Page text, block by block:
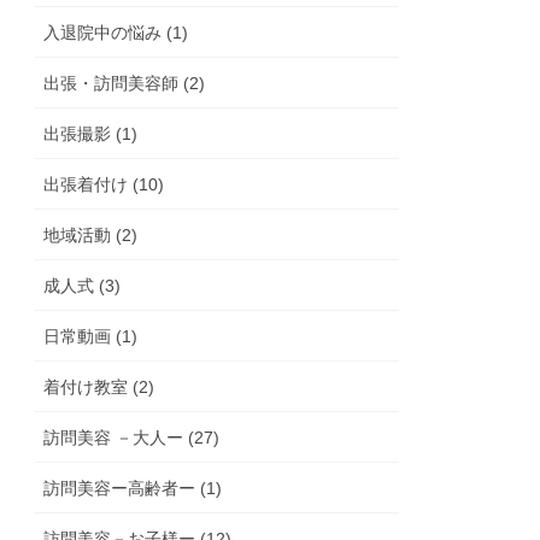
入退院中の悩み (1)
出張・訪問美容師 (2)
出張撮影 (1)
出張着付け (10)
地域活動 (2)
成人式 (3)
日常動画 (1)
着付け教室 (2)
訪問美容 －大人ー (27)
訪問美容ー高齢者ー (1)